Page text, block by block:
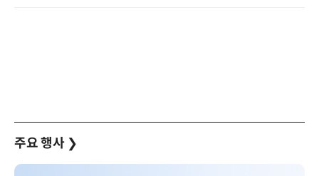
주요 행사 ❯